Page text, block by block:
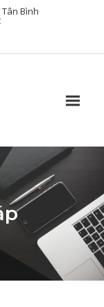
Bình